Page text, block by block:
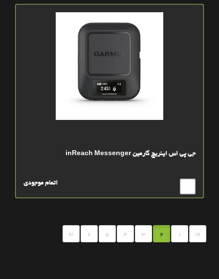
جی پی اس اینریچ گارمین inReach Messenger
اتمام موجودی
«
1
2
3
4
5
6
»